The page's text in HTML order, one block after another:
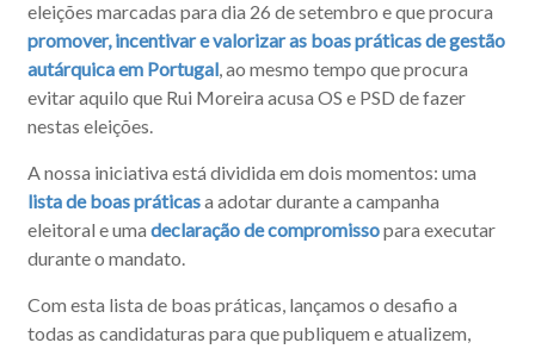
eleições marcadas para dia 26 de setembro e que procura
promover, incentivar e valorizar as boas práticas de gestão
autárquica em Portugal, ao mesmo tempo que procura
evitar aquilo que Rui Moreira acusa OS e PSD de fazer
nestas eleições.
A nossa iniciativa está dividida em dois momentos: uma
lista de boas práticasa adotar durante a campanha
eleitoral e umadeclaração de compromissopara executar
durante o mandato.
Com esta lista de boas práticas, lançamos o desafio a
todas as candidaturas para que publiquem e atualizem,